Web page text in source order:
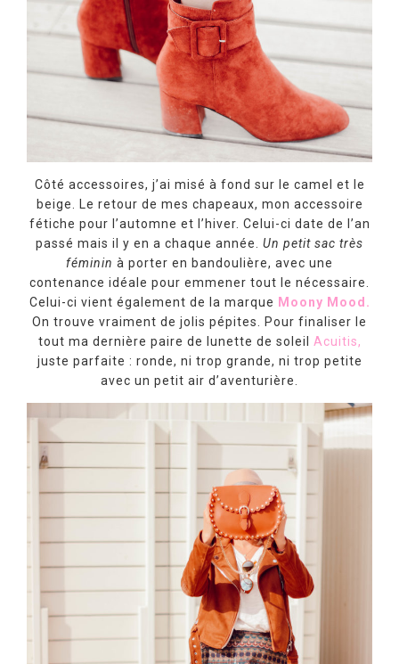
Côté accessoires, j’ai misé à fond sur le camel et le
beige. Le retour de mes chapeaux, mon accessoire
fétiche pour l’automne et l’hiver. Celui-ci date de l’an
passé mais il y en a chaque année.
Un petit sac très
féminin à porter en bandoulière, avec une
contenance idéale pour emmener tout le nécessaire.
Celui-ci vient également de la marque Moony Mood.
On trouve vraiment de jolis pépites. Pour finaliser le
tout ma dernière paire de lunette de soleil Acuitis,
juste parfaite : ronde, ni trop grande, ni trop petite
avec un petit air d’aventurière.